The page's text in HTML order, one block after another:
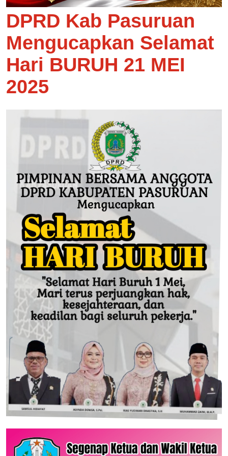
DPRD Kab Pasuruan
Mengucapkan Selamat
Hari BURUH 21 MEI
2025